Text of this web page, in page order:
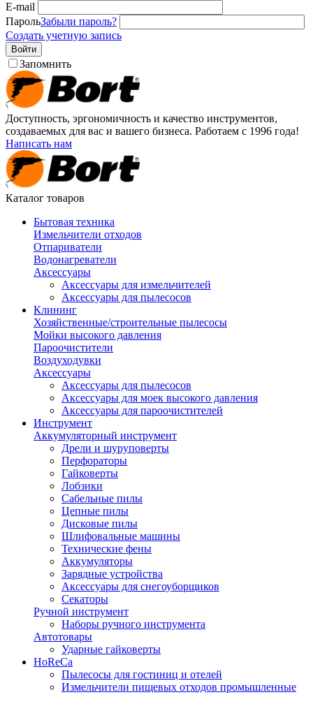
E-mail
ПарольЗабыли пароль?
Создать учетную запись
Войти
Запомнить
Доступность, эргономичность и качество инструментов,
создаваемых для вас и вашего бизнеса. Работаем с 1996 года!
Написать нам
Каталог товаров
Бытовая техника
Измельчители отходов
Отпариватели
Водонагреватели
Аксессуары
Аксессуары для измельчителей
Аксессуары для пылесосов
Клининг
Хозяйственные/строительные пылесосы
Мойки высокого давления
Пароочистители
Воздуходувки
Аксессуары
Аксессуары для пылесосов
Аксессуары для моек высокого давления
Аксессуары для пароочистителей
Инструмент
Аккумуляторный инструмент
Дрели и шуруповерты
Перфораторы
Гайковерты
Лобзики
Сабельные пилы
Цепные пилы
Дисковые пилы
Шлифовальные машины
Технические фены
Аккумуляторы
Зарядные устройства
Аксессуары для снегоуборщиков
Секаторы
Ручной инструмент
Наборы ручного инструмента
Автотовары
Ударные гайковерты
HoReCa
Пылесосы для гостиниц и отелей
Измельчители пищевых отходов промышленные